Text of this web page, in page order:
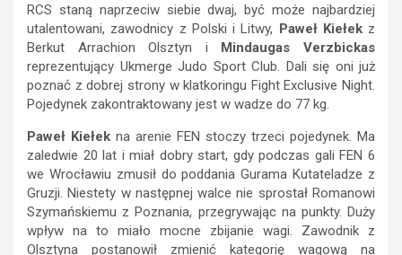
RCS staną naprzeciw siebie dwaj, być może najbardziej
utalentowani, zawodnicy z Polski i Litwy, Paweł Kiełekz
Berkut Arrachion Olsztyn i Mindaugas Verzbickas
reprezentujący Ukmerge Judo Sport Club. Dali się oni już
poznać z dobrej strony w klatkoringu Fight Exclusive Night.
Pojedynek zakontraktowany jest w wadze do 77 kg.
Paweł Kiełek na arenie FEN stoczy trzeci pojedynek. Ma
zaledwie 20 lat i miał dobry start, gdy podczas gali FEN 6
we Wrocławiu zmusił do poddania Gurama Kutateladze z
Gruzji. Niestety w następnej walce nie sprostał Romanowi
Szymańskiemu z Poznania, przegrywając na punkty. Duży
wpływ na to miało mocne zbijanie wagi. Zawodnik z
Olsztyna postanowił zmienić kategorię wagową na